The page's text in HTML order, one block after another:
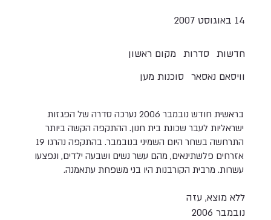
14 באוגוסט 2007
מקום ראשון סדרות חדשות
סוכנות מען וויסאם נאסאר
בראשית חודש נובמבר 2006 נערכה סדרה של הפגזות
ישראליות לעבר שכונת בית חנון. ההתקפה הקשה ביותר
התרחשה בשחר היום השמיני בנובמבר. בהתקפה נהרגו 19
אזרחים פלשתינאים, מהם עשר נשים ושבעה ילדים, ונפצעו
עשרות. מרבית הקורבנות היו בני משפחת עתאמנה.
ללא מוצא, עזה
נובמבר 2006